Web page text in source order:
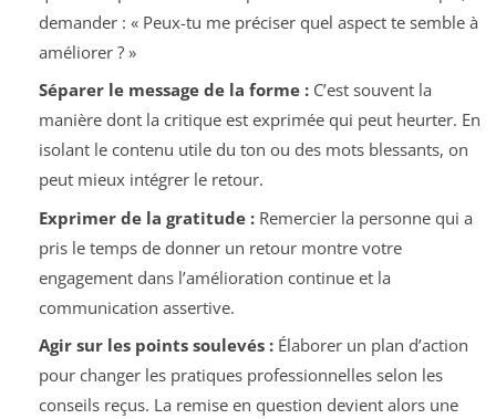
demander : « Peux-tu me préciser quel aspect te semble à
améliorer ? »
Séparer le message de la forme :C’est souvent la
manière dont la critique est exprimée qui peut heurter. En
isolant le contenu utile du ton ou des mots blessants, on
peut mieux intégrer le retour.
Exprimer de la gratitude :Remercier la personne qui a
pris le temps de donner un retour montre votre
engagement dans l’amélioration continue et la
communication assertive.
Agir sur les points soulevés :Élaborer un plan d’action
pour changer les pratiques professionnelles selon les
conseils reçus. La remise en question devient alors une